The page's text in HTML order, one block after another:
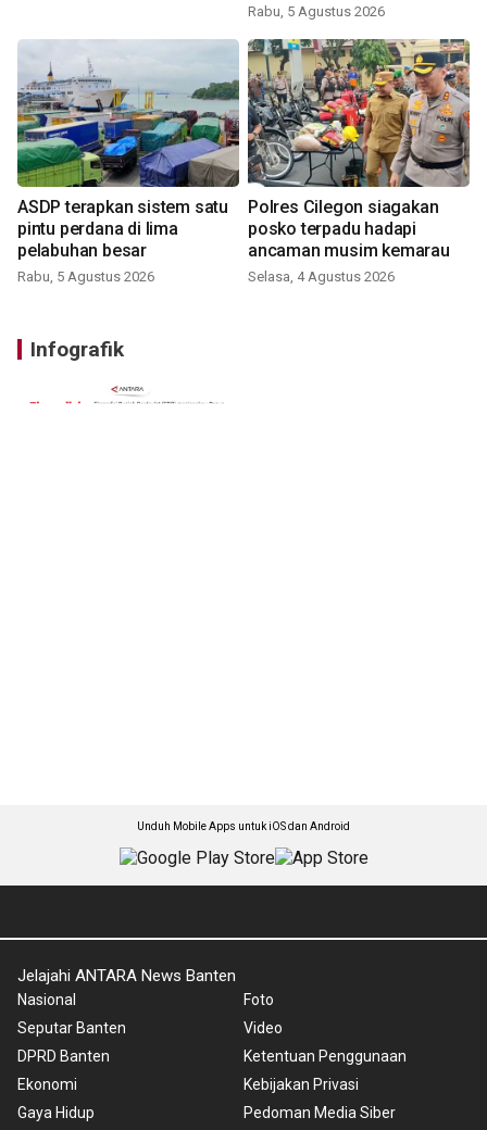
Rabu, 5 Agustus 2026
ASDP terapkan sistem satu
pintu perdana di lima
pelabuhan besar
Rabu, 5 Agustus 2026
Polres Cilegon siagakan
posko terpadu hadapi
ancaman musim kemarau
Selasa, 4 Agustus 2026
Infografik
Unduh Mobile Apps untuk iOS dan Android
Jelajahi ANTARA News Banten
Nasional
Seputar Banten
DPRD Banten
Ekonomi
Gaya Hidup
Foto
Video
Ketentuan Penggunaan
Kebijakan Privasi
Pedoman Media Siber